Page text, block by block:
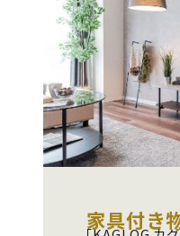
家具付き